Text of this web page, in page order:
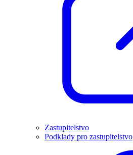
Zastupitelstvo
Podklady pro zastupitelstvo